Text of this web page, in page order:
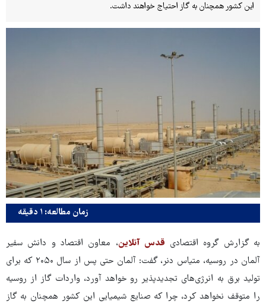
این کشور همچنان به گاز احتیاج خواهند داشت.
زمان مطالعه: ۱ دقیقه
به گزارش گروه اقتصادی قدس آنلاین، معاون اقتصاد و دانش سفیر
آلمان در روسیه، متیاس دنر، گفت: آلمان حتی پس از سال ۲۰۵۰ که برای
تولید برق به انرژی‌های تجدیدپذیر رو خواهد آورد، واردات گاز از روسیه
را متوقف نخواهد کرد، چرا که صنایع شیمیایی این کشور همچنان به گاز